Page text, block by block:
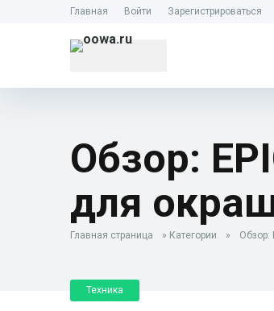
Главная Войти Зарегистрироваться
Обзор:
для
Главная страница » Категории » Обзор:
Техника